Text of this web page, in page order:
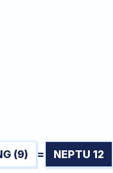
(9) = NEPTU 12